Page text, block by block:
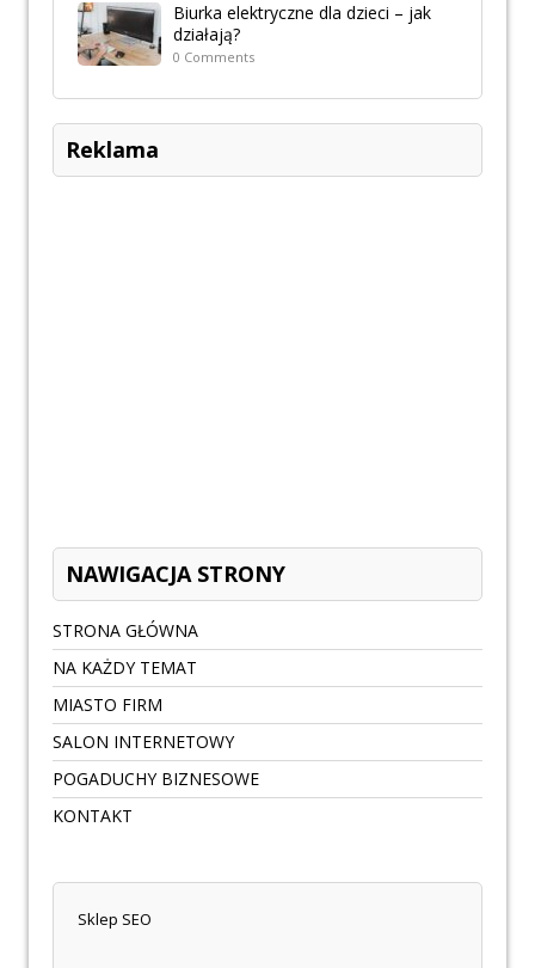
Biurka elektryczne dla dzieci – jak
działają?
0 Comments
Reklama
NAWIGACJA STRONY
STRONA GŁÓWNA
NA KAŻDY TEMAT
MIASTO FIRM
SALON INTERNETOWY
POGADUCHY BIZNESOWE
KONTAKT
Sklep SEO